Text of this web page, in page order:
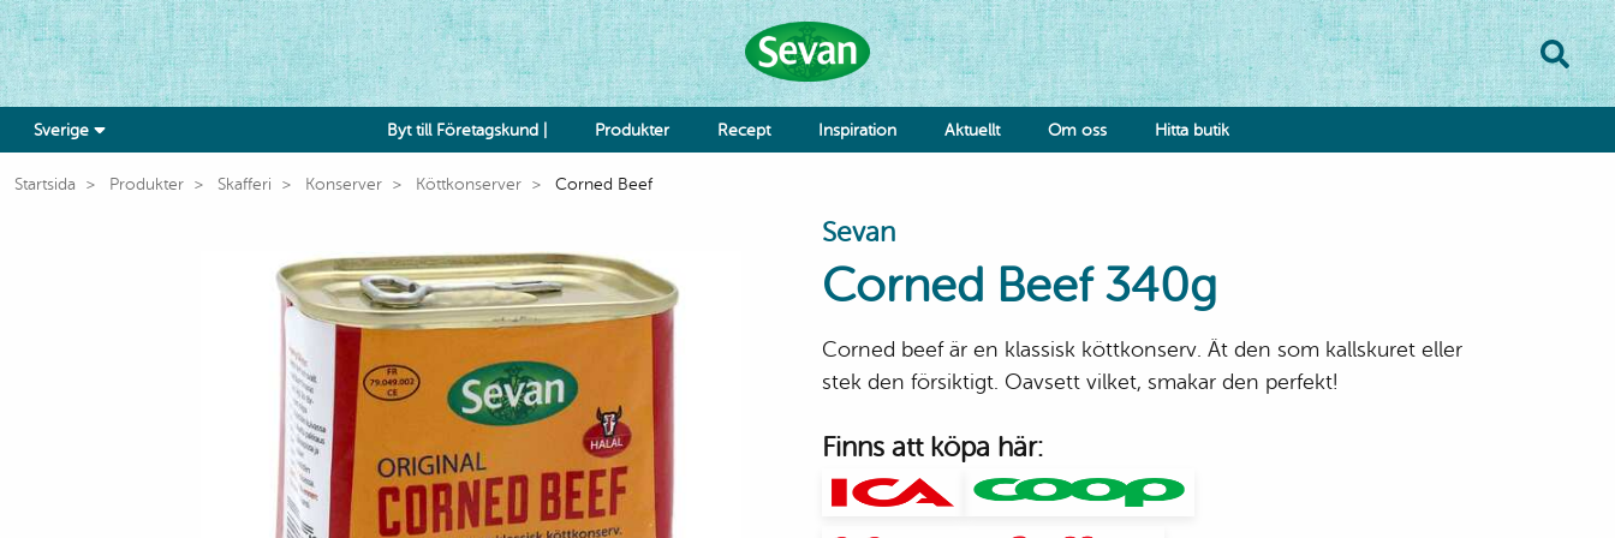
Sverige Byt till Företagskund | Produkter
Röror
Falafel & Burgare
Ost & Mejeri
Grönsaker
Recept Inspiration Aktuellt Om oss
Konsumentkontakt
Reklamationsformulär
Hitta butik
Startsida Produkter Skafferi Konserver Köttkonserver Corned Beef
Sevan
Corned Beef 340g
Corned beef är en klassisk köttkonserv. Ät den som kallskuret eller
stek den försiktigt. Oavsett vilket, smakar den perfekt!
Finns att köpa här: